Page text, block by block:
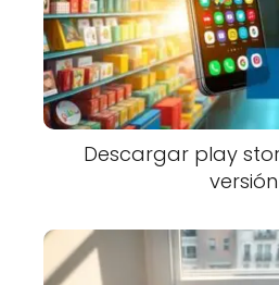
Descargar play
versión